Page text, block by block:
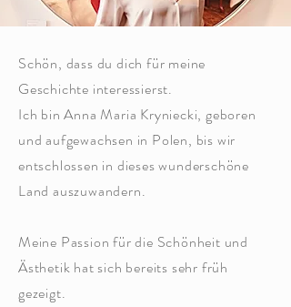
Schön, dass du dich für meine
Geschichte interessierst.
Ich bin Anna Maria Kryniecki, geboren
und aufgewachsen in Polen, bis wir
entschlossen in dieses wunderschöne
Land auszuwandern.
Meine Passion für die Schönheit und
Ästhetik hat sich bereits sehr früh
gezeigt.